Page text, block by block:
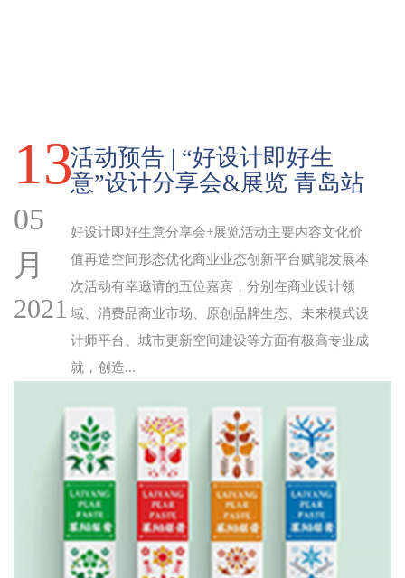
13
05
月
2021
活动预告 | “好设计即好生
意”设计分享会&展览 青岛站
好设计即好生意分享会+展览活动主要内容文化价
值再造空间形态优化商业业态创新平台赋能发展本
次活动有幸邀请的五位嘉宾，分别在商业设计领
域、消费品商业市场、原创品牌生态、未来模式设
计师平台、城市更新空间建设等方面有极高专业成
就，创造...